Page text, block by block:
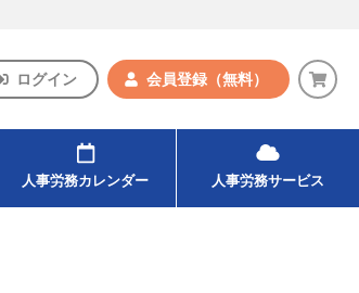
ログイン 会員登録 （無料）
人事労務カレンダー 人事労務サービス